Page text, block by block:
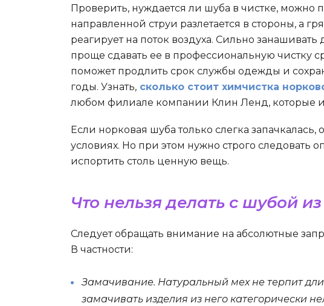
Проверить, нуждается ли шуба в чистке,
направленной струи разлетается в стороны, а
реагирует на поток воздуха. Сильно
проще сдавать ее в профессиональную чистку
поможет продлить срок службы одежды и
годы. Узнать, сколько стоит химчистка
любом филиале компании Клин Ленд, которые
Если норковая шуба только слегка
условиях. Но при этом нужно строго следовать
испортить столь ценную вещь.
Что нельзя делать с шубой
Следует обращать внимание на абсолютные
В частности:
Замачивание. Натуральный мех не терпит
замачивать изделия из него категорически